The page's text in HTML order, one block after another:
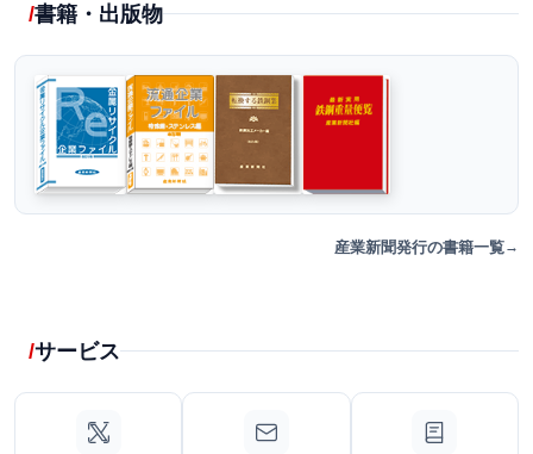
書籍・出版物
産業新聞発行の書籍一覧
サービス